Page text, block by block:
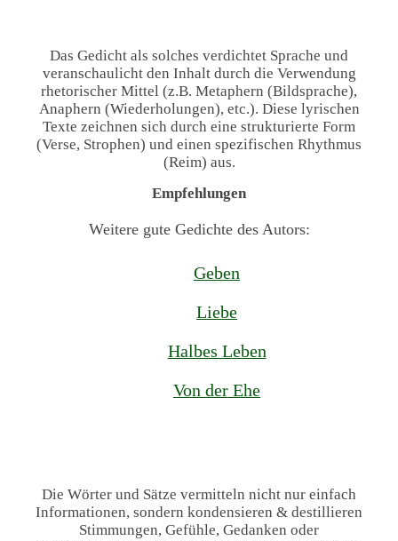
Das Gedicht als solches verdichtet Sprache und
veranschaulicht den Inhalt durch die Verwendung
rhetorischer Mittel (z.B. Metaphern (Bildsprache),
Anaphern (Wiederholungen), etc.). Diese lyrischen
Texte zeichnen sich durch eine strukturierte Form
(Verse, Strophen) und einen spezifischen Rhythmus
(Reim) aus.
Empfehlungen
Weitere gute Gedichte des Autors:
Geben
Liebe
Halbes Leben
Von der Ehe
Die Wörter und Sätze vermitteln nicht nur einfach
Informationen, sondern kondensieren & destillieren
Stimmungen, Gefühle, Gedanken oder